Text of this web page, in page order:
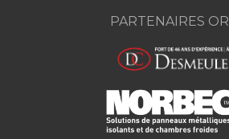
PARTENAIRES OR